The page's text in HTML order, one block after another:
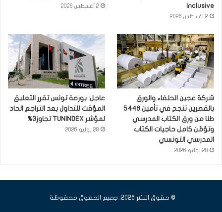
Inclusive
2 أغسطس 2026
2 أغسطس 2026
شركة عجين الحلفاء والورق
بالقصرين تنجح في تأمين 5446
طنا من ورق الكتاب المدرسي
وتؤمّن كامل حاجيات الكتاب
المدرسي التونسي
28 يوليو 2026
عاجل: بورصة تونس تقرر التعليق
المؤقت للتداول بعد التراجع الحاد
لمؤشر TUNINDEX تجاوز3%
28 يوليو 2026
© حقوق النشر 2026، جميع الحقوق محفوظة